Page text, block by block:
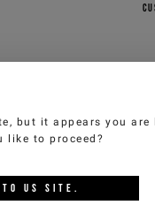
but it appears you are
like to proceed?
US SITE.